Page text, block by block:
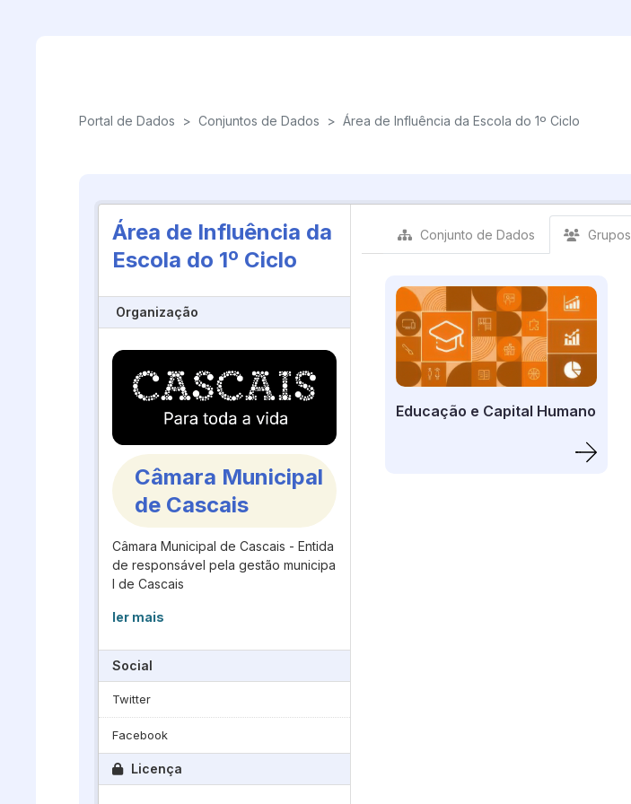
Portal de Dados > Conjuntos de Dados > Área de Influência da Escola do 1º Ciclo
Área de Influência da
Escola do 1º Ciclo
Organização
Câmara Municipal
de Cascais
Câmara Municipal de Cascais - Entida
de responsável pela gestão municipa
l de Cascais
ler mais
Social
Twitter
Facebook
Licença
Conjunto de Dados Grupos
Educação e Capital Humano